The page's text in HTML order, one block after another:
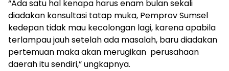
“Ada satu hal kenapa harus enam bulan sekali
diadakan konsultasi tatap muka, Pemprov Sumsel
kedepan tidak mau kecolongan lagi, karena apabila
terlampau jauh setelah ada masalah, baru diadakan
pertemuan maka akan merugikan perusahaan
daerah itu sendiri,” ungkapnya.